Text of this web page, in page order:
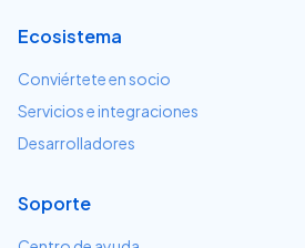
Ecosistema
Conviértete en socio
Servicios e integraciones
Desarrolladores
Soporte